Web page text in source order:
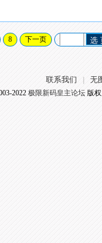
8 下一页 选
联系我们 无
2022 极限新码皇主论坛版权